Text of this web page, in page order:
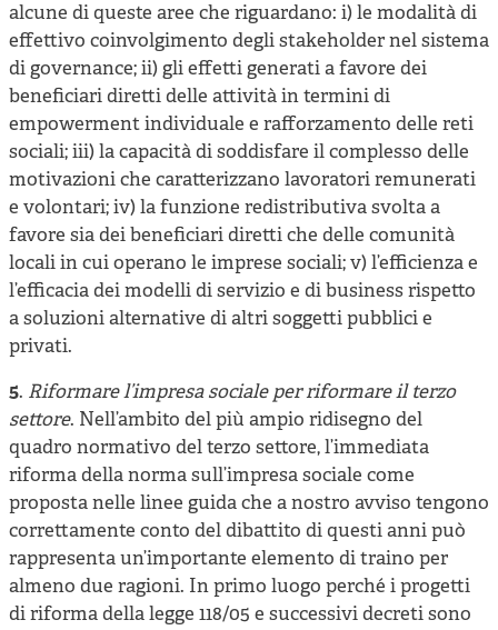
alcune di queste aree che riguardano: i) le modalità di
effettivo coinvolgimento degli stakeholder nel sistema
di governance; ii) gli effetti generati a favore dei
beneficiari diretti delle attività in termini di
empowerment individuale e rafforzamento delle reti
sociali; iii) la capacità di soddisfare il complesso delle
motivazioni che caratterizzano lavoratori remunerati
e volontari; iv) la funzione redistributiva svolta a
favore sia dei beneficiari diretti che delle comunità
locali in cui operano le imprese sociali; v) l’efficienza e
l’efficacia dei modelli di servizio e di business rispetto
a soluzioni alternative di altri soggetti pubblici e
privati.
5. Riformare l’impresa sociale per riformare il terzo
settore. Nell’ambito del più ampio ridisegno del
quadro normativo del terzo settore, l’immediata
riforma della norma sull’impresa sociale come
proposta nelle linee guida che a nostro avviso tengono
correttamente conto del dibattito di questi anni può
rappresenta un’importante elemento di traino per
almeno due ragioni. In primo luogo perché i progetti
di riforma della legge 118/05 e successivi decreti sono